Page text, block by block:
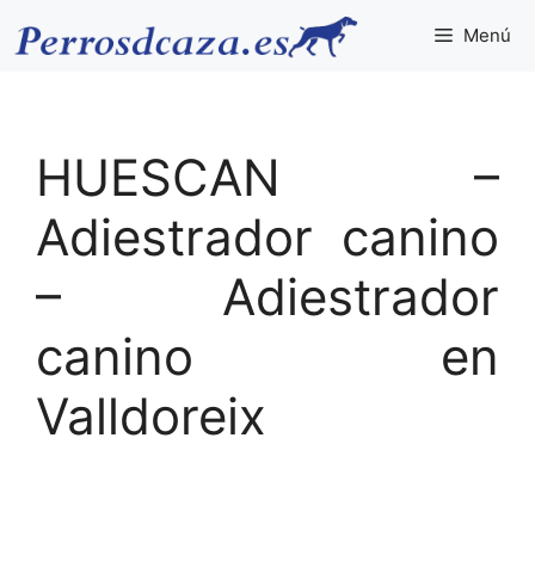
Menú
HUESCAN –
Adiestrador canino
– Adiestrador
canino en
Valldoreix